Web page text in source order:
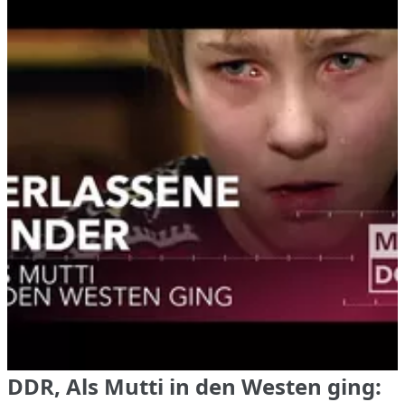
DDR, Als Mutti in den Westen ging: